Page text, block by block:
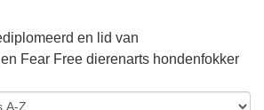
en lid van
Fear Free dierenarts hondenfokker